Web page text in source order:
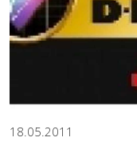
18.05.2011